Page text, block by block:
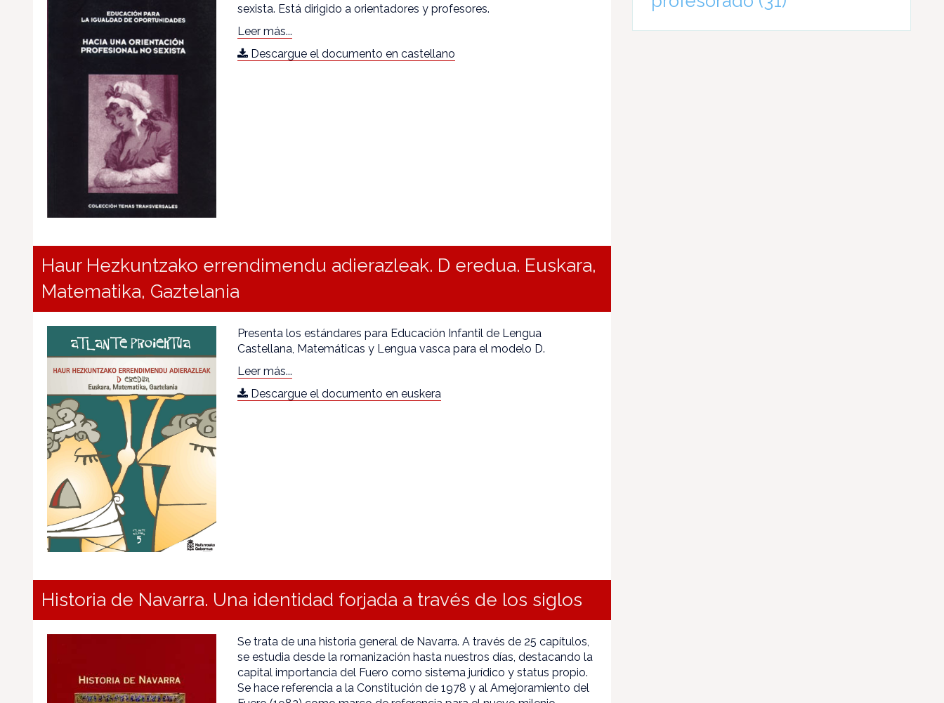
sexista. Está dirigido a orientadores y profesores.
Leer más...
Descargue el documento en castellano
Haur Hezkuntzako errendimendu adierazleak. D eredua. Euskara,
Matematika, Gaztelania
Presenta los estándares para Educación Infantil de Lengua
Castellana, Matemáticas y Lengua vasca para el modelo D.
Leer más...
Descargue el documento en euskera
Historia de Navarra. Una identidad forjada a través de los siglos
Se trata de una historia general de Navarra. A través de 25 capítulos,
se estudia desde la romanización hasta nuestros días, destacando la
capital importancia del Fuero como sistema jurídico y status propio.
Se hace referencia a la Constitución de 1978 y al Amejoramiento del